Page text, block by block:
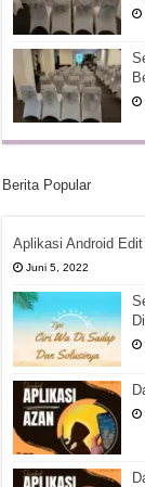
Berita Popular
Aplikasi Android
Juni 5, 2022